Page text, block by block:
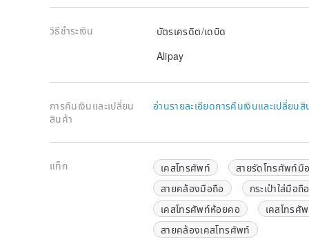
natural taste will be lost. DOZI leather handmade
used it for a long time, when the leather surface is
--------------------
This is the actual photo of the leather material. The
light and screen display. In order to avoid
leather sample for confirmation if you need it.
🌞 Value-added services
1. Add "Order Items" to the shopping cart (do not
2. Additional "value-added service fee" will be
In the same shopping cart, select the following
www.pinkoi.com/product/1lJFULMG
วิธีชำระเงิน
บัตรเครดิต/เดบิด
Alipay
การคืนเงินและเปลี่ยน
สินค้า
อ่านรายละเอียดการคืนเงินและเปลี่ยน
แท็ก เคสโทรศัพท์
สายรัดโทรศัพท์มื
สายคล้องมือถือ
กระเป๋าใส่มือถือ
เคสโทรศัพท์ห้อยคอ
เคสโทรศั
สายคล้องเคสโทรศัพท์